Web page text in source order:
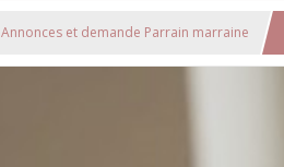
Annonces et demande Parrain marraine